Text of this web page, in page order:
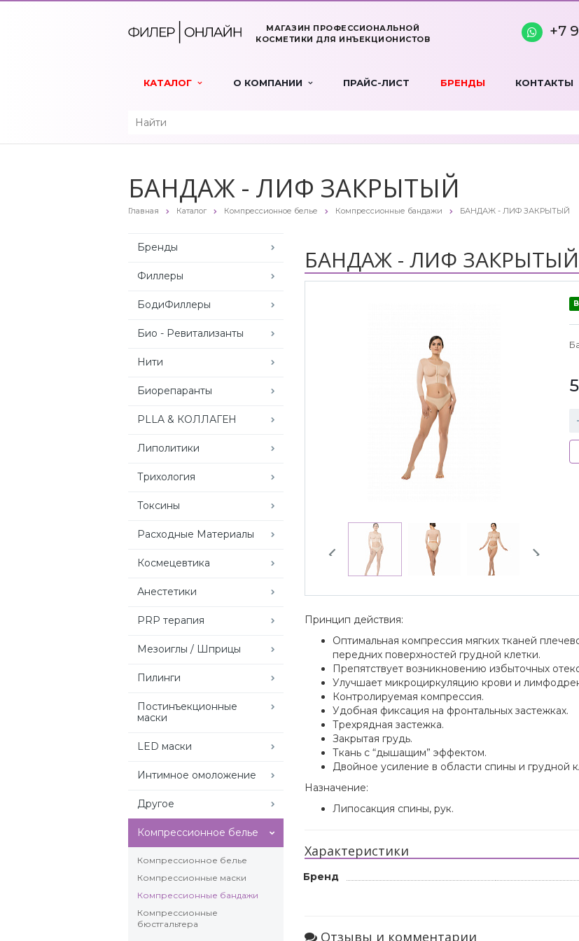
МАГАЗИН ПРОФЕССИОНАЛЬНОЙ
КОСМЕТИКИ ДЛЯ ИНЪЕКЦИОНИСТОВ
+7
КАТАЛОГ О КОМПАНИИ ПРАЙС-ЛИСТ БРЕНДЫ КОНТАКТЫ
БАНДАЖ - ЛИФ ЗАКРЫТЫЙ
Главная Каталог Компрессионное белье Компрессионные бандажи БАНДАЖ - ЛИФ ЗАКРЫТЫЙ
Бренды
Филлеры
БодиФиллеры
Био - Ревитализанты
Нити
Биорепаранты
PLLA & КОЛЛАГЕН
Липолитики
Трихология
Токсины
Расходные Материалы
Космецевтика
Анестетики
PRP терапия
Мезоиглы / Шприцы
Пилинги
Постинъекционные
маски
LED маски
Интимное омоложение
Другое
Компрессионное белье
Компрессионное белье
Компрессионные маски
Компрессионные бандажи
Компрессионные
бюстгальтера
БАНДАЖ - ЛИФ ЗАКРЫТЫЙ
Previous Next
Принцип действия:
Оптимальная компрессия мягких тканей
передних поверхностей грудной клетки.
Препятствует возникновению избыточных
Улучшает микроциркуляцию крови и
Контролируемая компрессия.
Удобная фиксация на фронтальных застежках.
Трехрядная застежка.
Закрытая грудь.
Ткань с “дышащим” эффектом.
Двойное усиление в области спины и грудной
Назначение:
Липосакция спины, рук.
Характеристики
Бренд
Отзывы и комментарии